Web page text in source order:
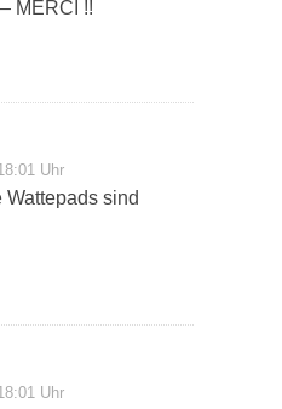
MERCI !!
Uhr
sind
Uhr